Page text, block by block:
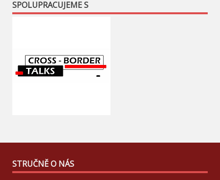
SPOLUPRACUJEME S
STRUČNĚ O NÁS